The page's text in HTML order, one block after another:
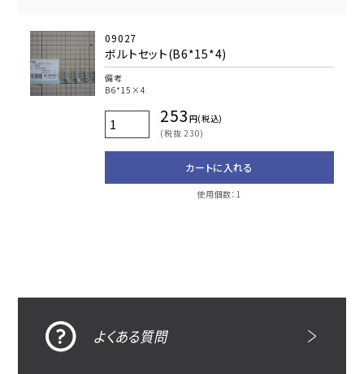
09027
ボルトセット(B6*15*4)
備考
B6*15×4
253 円(税込)
(税抜 230)
カートに入れる
使用個数：1
よくある質問